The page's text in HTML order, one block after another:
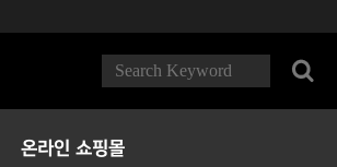
온라인 쇼핑몰